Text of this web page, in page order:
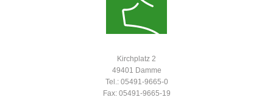
Kirchplatz 2
49401 Damme
Tel.: 05491-9665-0
Fax: 05491-9665-19